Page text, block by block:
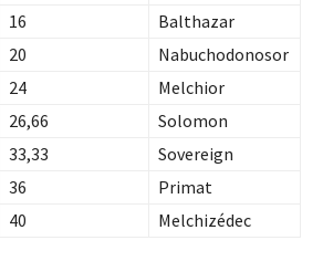
16
Balthazar
20
Nabuchodonosor
24
Melchior
26,66
Solomon
33,33
Sovereign
36
Primat
40 Melchizédec